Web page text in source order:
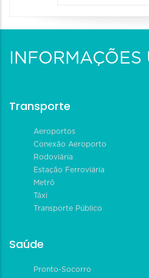
INFORMAÇÕES
Transporte
Aeroportos
Conexão Aeroporto
Rodoviária
Estação Ferroviária
Metrô
Táxi
Transporte Público
Saúde
Pronto-Socorro